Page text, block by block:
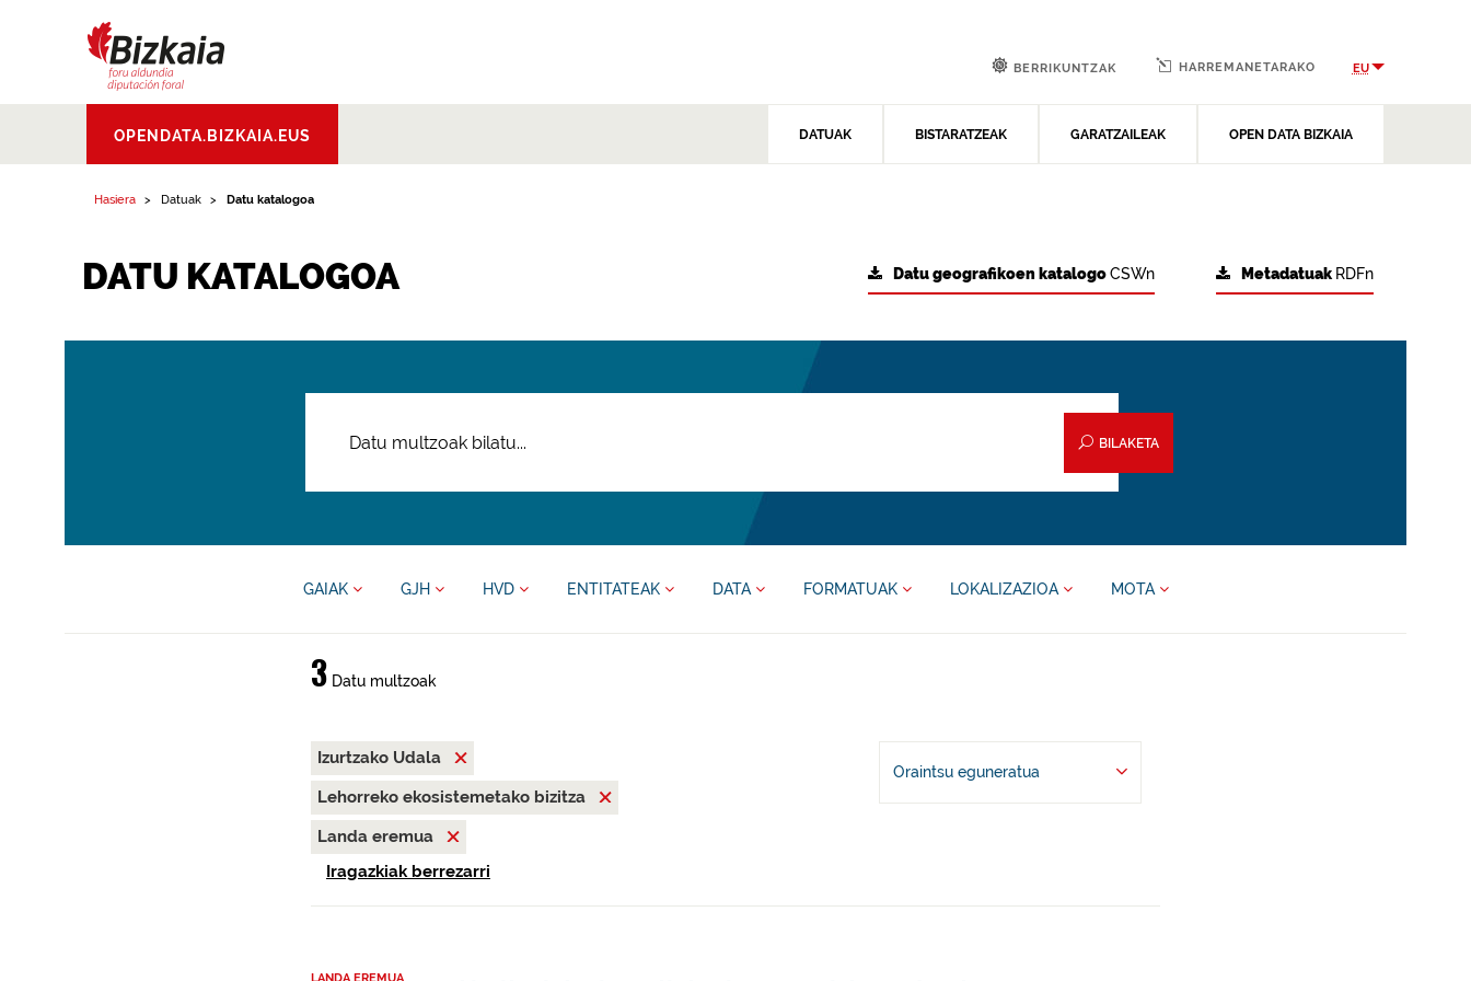
Aldundia.Diputacion
Foral de Bizkaia
OPENDATA.BIZKAIA.EUS DATUAK BISTARATZEAK GARATZAILEAK OPEN DATA BIZKAIA
BERRIKUNTZAK HARREMANETARAKO EU
Hasiera Datuak Datu katalogoa
DATU KATALOGOA Metadatuak RDFn
Datu geografikoen katalogoCSWn
BILAKETA
GAIAK GJH HVD ENTITATEAK DATA FORMATUAK LOKALIZAZIOA MOTA
3Datu multzoak
Izurtzako Udala
Lehorreko ekosistemetako bizitza
Landa eremua
Iragazkiak berrezarri
Oraintsu eguneratua